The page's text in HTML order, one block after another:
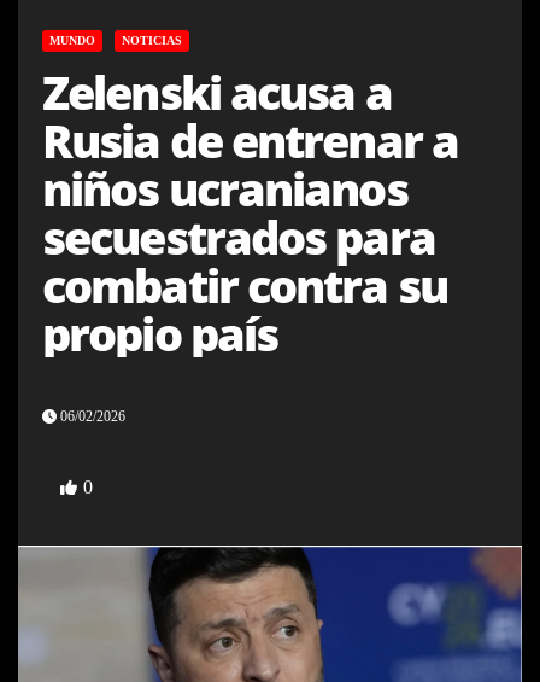
MUNDO NOTICIAS
Zelenski acusa a
Rusia de entrenar a
niños ucranianos
secuestrados para
combatir contra su
propio país
06/02/2026
0